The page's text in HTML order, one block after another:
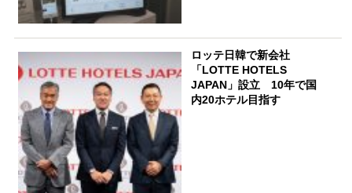
ロッテ日韓で新会社
「LOTTE HOTELS
JAPAN」設立 10年で国
内20ホテル目指す